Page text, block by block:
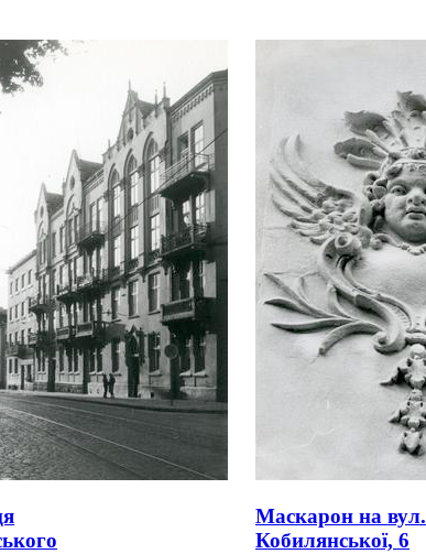
Маскарон на вул.
Кобилянської, 6